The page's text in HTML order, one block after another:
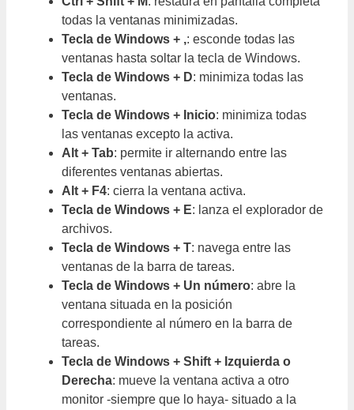
todas la ventanas minimizadas.
Tecla de Windows + ,: esconde todas las
ventanas hasta soltar la tecla de Windows.
Tecla de Windows + D: minimiza todas las
ventanas.
Tecla de Windows + Inicio: minimiza todas
las ventanas excepto la activa.
Alt + Tab: permite ir alternando entre las
diferentes ventanas abiertas.
Alt + F4: cierra la ventana activa.
Tecla de Windows + E: lanza el explorador de
archivos.
Tecla de Windows + T: navega entre las
ventanas de la barra de tareas.
Tecla de Windows + Un número: abre la
ventana situada en la posición
correspondiente al número en la barra de
tareas.
Tecla de Windows + Shift + Izquierda o
Derecha: mueve la ventana activa a otro
monitor -siempre que lo haya- situado a la